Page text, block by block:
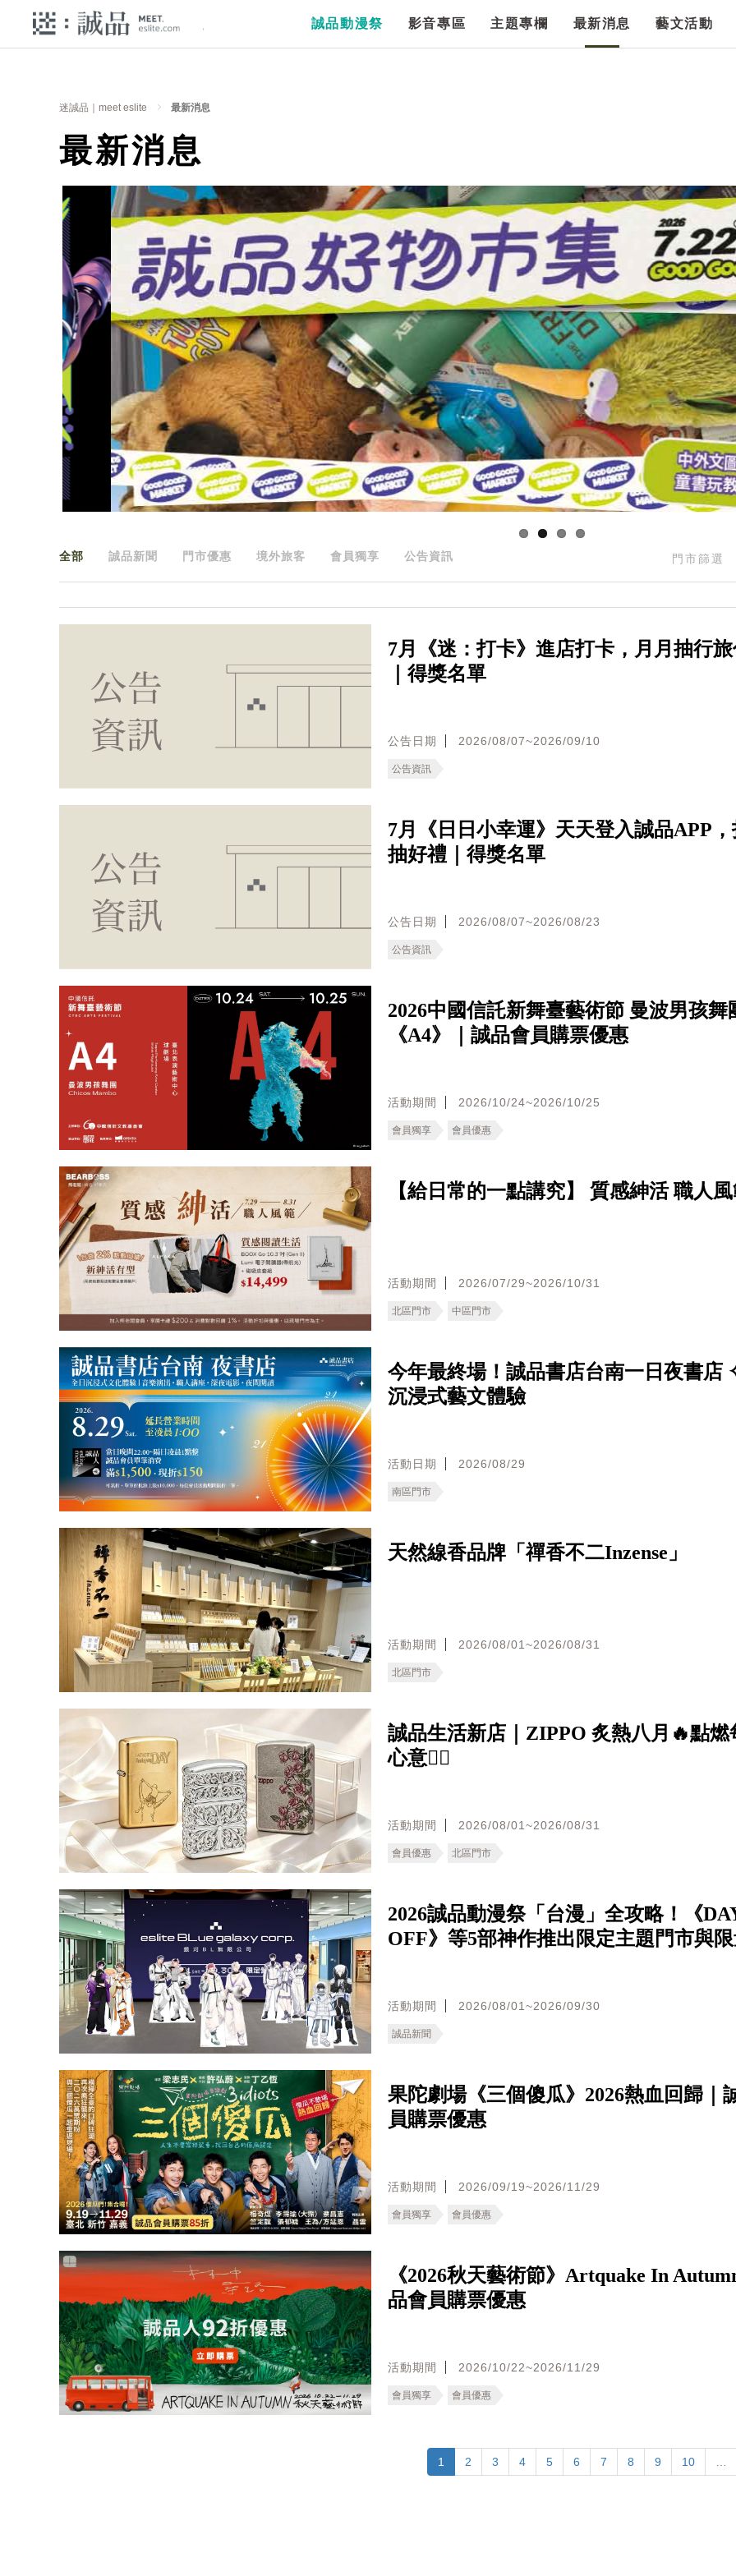
誠品動漫祭 影音專區 主題專欄 最新消息 藝文活動
迷誠品｜meet eslite 最新消息
最新消息
門市篩選
全部 誠品新聞 門市優惠 境外旅客 會員獨享 公告資訊
7月《迷：打卡》進店打卡，月月抽行
｜得獎名單
公告日期 2026/08/07~2026/09/10
公告資訊
7月《日日小幸運》天天登入誠品APP，
抽好禮｜得獎名單
公告日期 2026/08/07~2026/08/23
公告資訊
2026中國信託新舞臺藝術節 曼波男孩舞
《A4》｜誠品會員購票優惠
活動期間 2026/10/24~2026/10/25
會員獨享 會員優惠
【給日常的一點講究】 質感紳活 職人
活動期間 2026/07/29~2026/10/31
北區門市 中區門市
今年最終場！誠品書店台南一日夜書店
沉浸式藝文體驗
活動日期 2026/08/29
南區門市
天然線香品牌「禪香不二Inzense」
活動期間 2026/08/01~2026/08/31
北區門市
誠品生活新店｜ZIPPO 炙熱八月🔥點燃
心意❤️‍🔥
活動期間 2026/08/01~2026/08/31
會員優惠 北區門市
2026誠品動漫祭「台漫」全攻略！《
OFF》等5部神作推出限定主題門市與
活動期間 2026/08/01~2026/09/30
誠品新聞
果陀劇場《三個傻瓜》2026熱血回歸｜
員購票優惠
活動期間 2026/09/19~2026/11/29
會員獨享 會員優惠
《2026秋天藝術節》Artquake In
品會員購票優惠
活動期間 2026/10/22~2026/11/29
會員獨享 會員優惠
1 2 3 4 5 6 7 8 9 10